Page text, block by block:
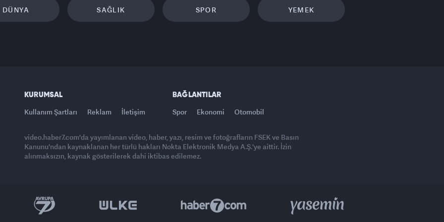
DÜNYA SAĞLIK SPOR YEMEK
KURUMSAL
Kullanım Şartları Reklam İletişim
BAĞLANTILAR
Spor Ekonomi Otomobil
video.haber7.com'da yayımlanan video, haber, yazı, resim ve fotoğrafların FSEK ve Basın
Kanunu'ndan kaynaklanan her türlü hakları Nokta Elektronik Medya A.Ş.'ye aittir. İzin
alınmaksızın, kaynak gösterilerek dahi iktibas edilemez.